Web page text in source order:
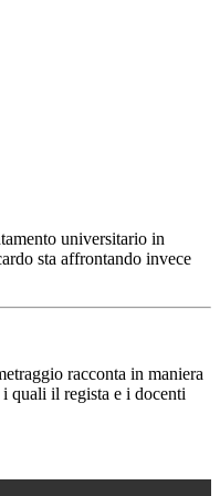
universitario in
sta affrontando invece
racconta in maniera
quali il regista e i docenti